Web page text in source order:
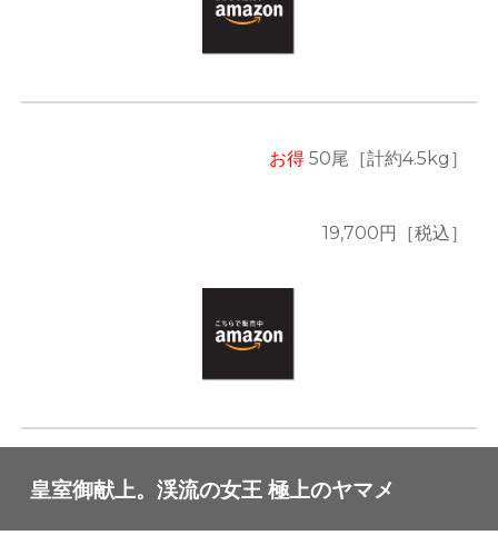
お得 50尾 ［計約4.5 kg］
19,700円［税込］
皇室御献上。渓流の女王 極上のヤマメ